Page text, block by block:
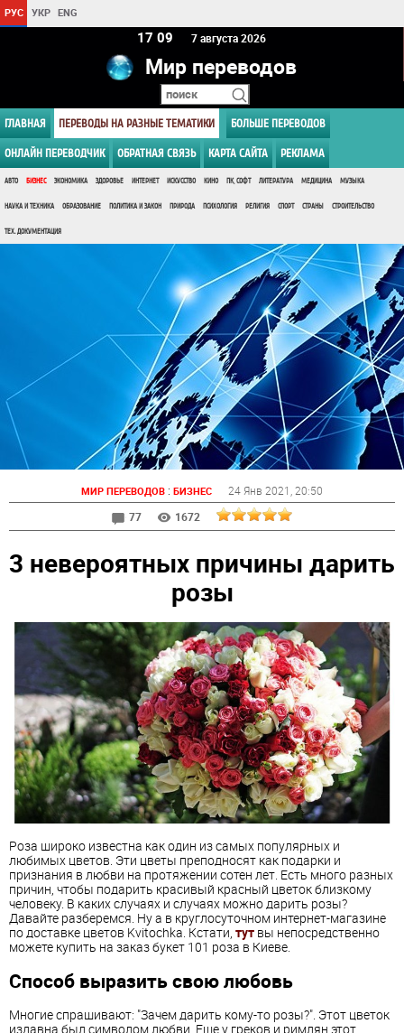
РУС УКР ENG
17:09 7 августа 2026
Мир переводов
ГЛАВНАЯ ПЕРЕВОДЫ НА РАЗНЫЕ ТЕМАТИКИ БОЛЬШЕ ПЕРЕВОДОВ
ОНЛАЙН ПЕРЕВОДЧИК ОБРАТНАЯ СВЯЗЬ КАРТА САЙТА РЕКЛАМА
АВТО БИЗНЕС ЭКОНОМИКА ЗДОРОВЬЕ ИНТЕРНЕТ ИСКУССТВО КИНО ПК, СОФТ ЛИТЕРАТУРА МЕДИЦИНА МУЗЫКА
НАУКА И ТЕХНИКА ОБРАЗОВАНИЕ ПОЛИТИКА И ЗАКОН ПРИРОДА ПСИХОЛОГИЯ РЕЛИГИЯ СПОРТ СТРАНЫ СТРОИТЕЛЬСТВО
ТЕХ. ДОКУМЕНТАЦИЯ
МИР ПЕРЕВОДОВ : БИЗНЕС 24 Янв 2021 , 20:50
77
1672
3 невероятных причины дарить
розы
Роза широко известна как один из самых популярных и
любимых цветов. Эти цветы преподносят как подарки и
признания в любви на протяжении сотен лет. Есть много разных
причин, чтобы подарить красивый красный цветок близкому
человеку. В каких случаях и случаях можно дарить розы?
Давайте разберемся. Ну а в круглосуточном интернет-магазине
по доставке цветов Kvitochka. Кстати, тут вы непосредственно
можете купить на заказ букет 101 роза в Киеве.
Способ выразить свою любовь
Многие спрашивают: "Зачем дарить кому-то розы?". Этот цветок
издавна был символом любви. Еще у греков и римлян этот